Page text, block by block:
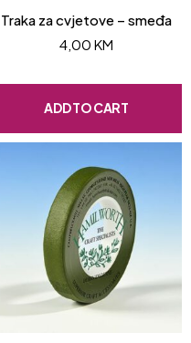
Traka za cvjetove – smeđa
4,00 KM
ADD TO CART